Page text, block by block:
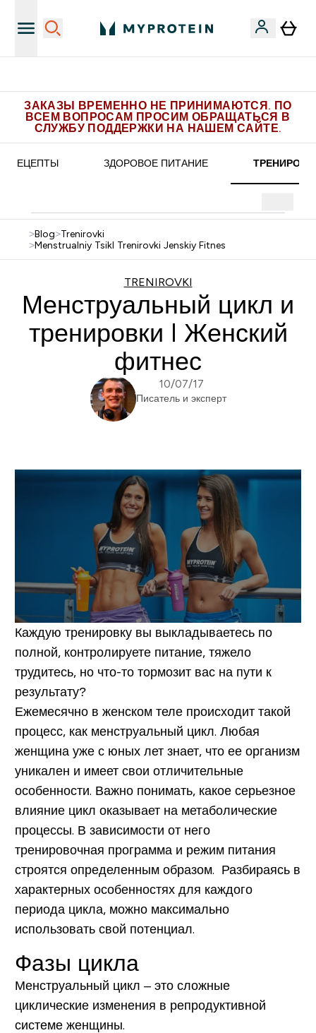
ЗАКАЗЫ ВРЕМЕННО НЕ ПРИНИМАЮТСЯ. ПО
ВСЕМ ВОПРОСАМ ПРОСИМ ОБРАЩАТЬСЯ В
СЛУЖБУ ПОДДЕРЖКИ НА НАШЕМ САЙТЕ.
РЕЦЕПТЫ ЗДОРОВОЕ ПИТАНИЕ
>Blog>Trenirovki
>Menstrualniy Tsikl Trenirovki Jenskiy Fitnes
TRENIROVKI
Менструальный цикл и
тренировки I Женский
фитнес
10/07/17
Писатель и эксперт
Каждую тренировку вы выкладываетесь по
полной, контролируете питание, тяжело
трудитесь, но что-то тормозит вас на пути к
результату?
Ежемесячно в женском теле происходит такой
процесс, как менструальный цикл. Любая
женщина уже с юных лет знает, что ее организм
уникален и имеет свои отличительные
особенности. Важно понимать, какое серьезное
влияние цикл оказывает на метаболические
процессы. В зависимости от него
тренировочная программа и режим питания
строятся определенным образом. Разбираясь в
характерных особенностях для каждого
периода цикла, можно максимально
использовать свой потенциал.
Фазы цикла
Менструальный цикл – это сложные
циклические изменения в репродуктивной
системе женщины.